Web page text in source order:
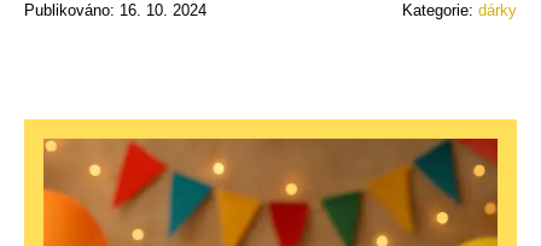
Publikováno: 16. 10. 2024 Kategorie: dárky